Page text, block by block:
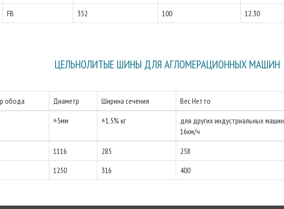
FB 352 100 12.30
ЦЕЛЬНОЛИТЫЕ ШИНЫ ДЛЯ АГЛОМЕРАЦИОННЫХ МАШИН
обода Диаметр Ширина сечения Вес Нетто
±5мм
±1.5% кг
для других индустриальных машин
16км/ч
1116 285 258
1250 316 400